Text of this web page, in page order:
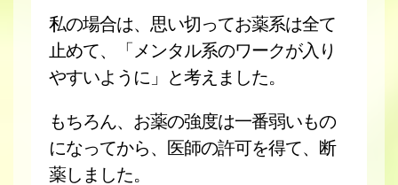
私の場合は、思い切ってお薬系は全て
止めて、「メンタル系のワークが入り
やすいように」と考えました。
もちろん、お薬の強度は一番弱いもの
になってから、医師の許可を得て、断
薬しました。